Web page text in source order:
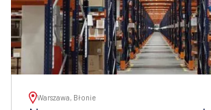
Warszawa, Błonie